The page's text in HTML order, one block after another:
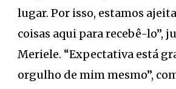
lugar. Por isso, estamos
coisas aqui para recebê-lo”,
Meriele. “Expectativa está
orgulho de mim mesmo”,